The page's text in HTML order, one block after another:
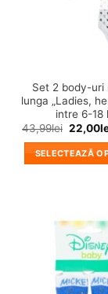
Set 2 body-uri
lunga „Ladies,
intre 6-18
43,99lei 22,00
SELECTEAZĂ
mai
pot